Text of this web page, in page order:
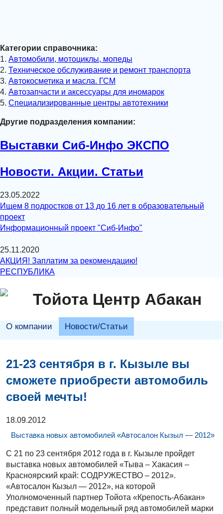
Категории справочника:
1. Автомобили, мотоциклы, мопеды
2. Техническое обслуживание и ремонт транспорта
3. Автокосметика и масла. ГСМ
4. Автозапчасти и аксессуары для иномарок
5. Специализированные центры автотехники
Другие подразделения компании:
Выставки Сиб-Инфо ЭКСПО
Новости. Акции. Статьи
23.05.2022
Ищем 8 подростков от 13 до 16 лет в образовательный
проект
Информационный проект "Сиб-Инфо"
25.11.2020
АКЦИЯ! Заплатим за рекомендацию!
РЕСПУБЛИКА
Тойота Центр Абакан
О компании Новости/Статьи
21-23 сентября в г. Кызыле вы
сможете приобрести автомобиль
своей мечты!
18.09.2012
Выставка новых автомобилей «Автосалон Кызыл — 2012»
С 21 по 23 сентября 2012 года в г. Кызыле пройдет
выставка новых автомобилей «Тыва – Хакасия –
Красноярский край: СОДРУЖЕСТВО – 2012».
«Автосалон Кызыл — 2012», на которой
Уполномоченный партнер Тойота «Крепость-Абакан»
представит полный модельный ряд автомобилей марки